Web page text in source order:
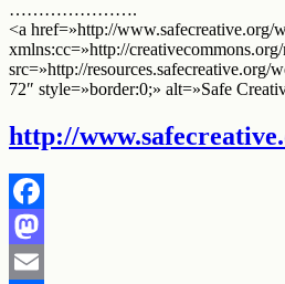
………………….
<a href=»http://www.safecreative.org/
xmlns:cc=»http://
src=»http://resources.safecreative.org/
72″ style=»border:0;» alt=»Safe
http://
Facebook
Mastodon